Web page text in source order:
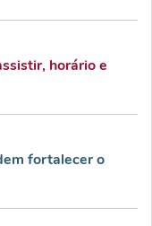
horário e
fortalecer o